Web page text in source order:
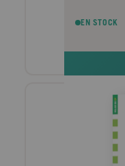
EN STOCK